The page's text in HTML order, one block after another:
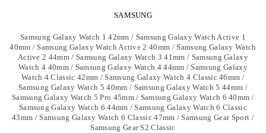
SAMSUNG
Samsung Galaxy Watch 1 42mm / Samsung Galaxy Watch Active 1
40mm / Samsung Galaxy Watch Active 2 40mm / Samsung Galaxy Watch
Active 2 44mm / Samsung Galaxy Watch 3 41mm / Samsung Galaxy
Watch 4 40mm / Samsung Galaxy Watch 4 44mm / Samsung Galaxy
Watch 4 Classic 42mm / Samsung Galaxy Watch 4 Classic 46mm /
Samsung Galaxy Watch 5 40mm / Samsung Galaxy Watch 5 44mm /
Samsung Galaxy Watch 5 Pro 45mm / Samsung Galaxy Watch 6 40mm /
Samsung Galaxy Watch 6 44mm / Samsung Galaxy Watch 6 Classic
43mm / Samsung Galaxy Watch 6 Classic 47mm / Samsung Gear Sport /
Samsung Gear S2 Classic